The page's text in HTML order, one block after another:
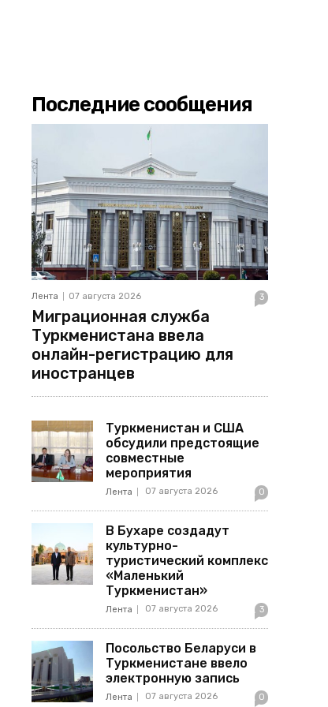
Последние сообщения
Лента 07 августа 2026 3
Миграционная служба
Туркменистана ввела
онлайн-регистрацию для
иностранцев
Туркменистан и США
обсудили предстоящие
совместные
мероприятия
Лента 07 августа 2026 0
В Бухаре создадут
культурно-
туристический комплекс
«Маленький
Туркменистан»
Лента 07 августа 2026 3
Посольство Беларуси в
Туркменистане ввело
электронную запись
Лента 07 августа 2026 0